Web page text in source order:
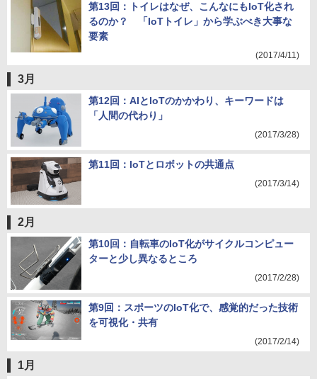
第13回：トイレはなぜ、こんなにもIoT化され
るのか？ 「IoTトイレ」から学ぶべき大事な
要素
(2017/4/11)
3月
第12回：AIとIoTのかかわり、キーワードは
「人間の代わり」
(2017/3/28)
第11回：IoTとロボットの共通点
(2017/3/14)
2月
第10回：自転車のIoT化がサイクルコンピュー
ターと少し異なるところ
(2017/2/28)
第9回：スポーツのIoT化で、感覚的だった技術
を可視化・共有
(2017/2/14)
1月